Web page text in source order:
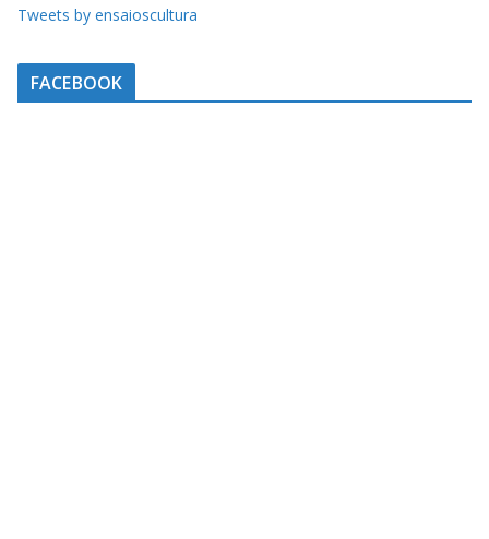
Tweets by ensaioscultura
FACEBOOK